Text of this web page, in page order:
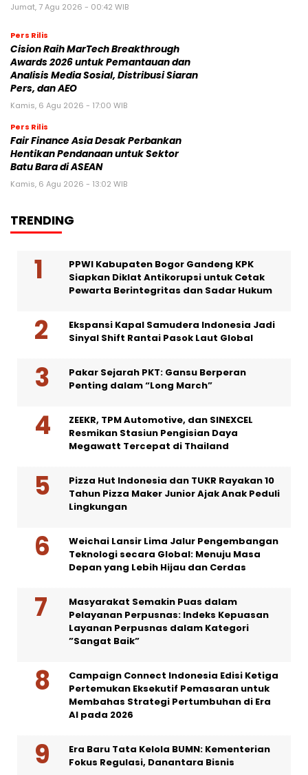
Jumat, 7 Agu 2026 - 00:42 WIB
Pers Rilis
Cision Raih MarTech Breakthrough
Awards 2026 untuk Pemantauan dan
Analisis Media Sosial, Distribusi Siaran
Pers, dan AEO
Kamis, 6 Agu 2026 - 17:00 WIB
Pers Rilis
Fair Finance Asia Desak Perbankan
Hentikan Pendanaan untuk Sektor
Batu Bara di ASEAN
Kamis, 6 Agu 2026 - 13:02 WIB
TRENDING
PPWI Kabupaten Bogor Gandeng KPK
Siapkan Diklat Antikorupsi untuk Cetak
Pewarta Berintegritas dan Sadar Hukum
Ekspansi Kapal Samudera Indonesia Jadi
Sinyal Shift Rantai Pasok Laut Global
Pakar Sejarah PKT: Gansu Berperan
Penting dalam “Long March”
ZEEKR, TPM Automotive, dan SINEXCEL
Resmikan Stasiun Pengisian Daya
Megawatt Tercepat di Thailand
Pizza Hut Indonesia dan TUKR Rayakan 10
Tahun Pizza Maker Junior Ajak Anak Peduli
Lingkungan
Weichai Lansir Lima Jalur Pengembangan
Teknologi secara Global: Menuju Masa
Depan yang Lebih Hijau dan Cerdas
Masyarakat Semakin Puas dalam
Pelayanan Perpusnas: Indeks Kepuasan
Layanan Perpusnas dalam Kategori
”Sangat Baik”
Campaign Connect Indonesia Edisi Ketiga
Pertemukan Eksekutif Pemasaran untuk
Membahas Strategi Pertumbuhan di Era
AI pada 2026
Era Baru Tata Kelola BUMN: Kementerian
Fokus Regulasi, Danantara Bisnis